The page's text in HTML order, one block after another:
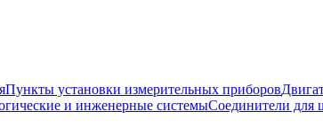
Пункты установки измерительных приборов
и инженерные системыСоединители для